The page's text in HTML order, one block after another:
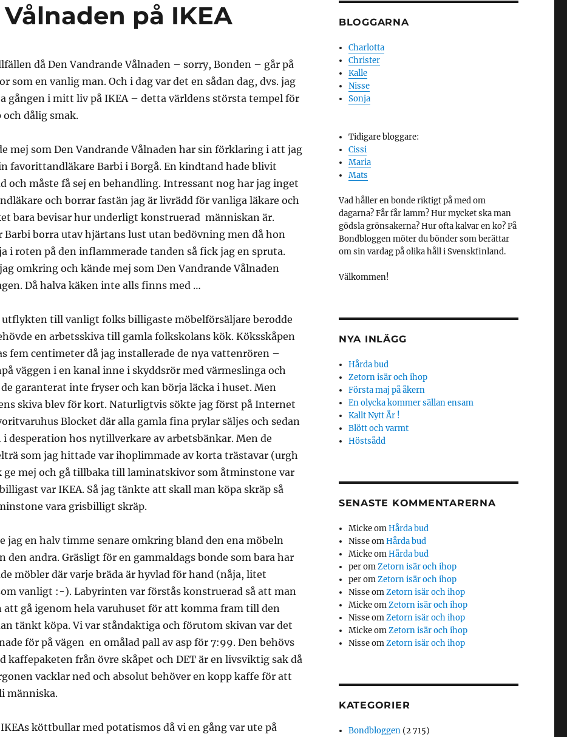
på IKEA
då Den Vandrande Vålnaden – sorry, Bonden – går på
som en vanlig man. Och i dag var det en sådan dag, dvs. jag
gången i mitt liv på IKEA – detta världens största tempel för
dålig smak.
mej som Den Vandrande Vålnaden har sin förklaring i att jag
favorittandläkare Barbi i Borgå. En kindtand hade blivit
och måste få sej en behandling. Intressant nog har jag inget
och borrar fastän jag är livrädd för vanliga läkare och
bara bevisar hur underligt konstruerad människan är.
Barbi borra utav hjärtans lust utan bedövning men då hon
i roten på den inflammerade tanden så fick jag en spruta.
omkring och kände mej som Den Vandrande Vålnaden
Då halva käken inte alls finns med …
till vanligt folks billigaste möbelförsäljare berodde
en arbetsskiva till gamla folkskolans kök. Köksskåpen
fem centimeter då jag installerade de nya vattenrören –
väggen i en kanal inne i skyddsrör med värmeslinga och
garanterat inte fryser och kan börja läcka i huset. Men
skiva blev för kort. Naturligtvis sökte jag först på Internet
Blocket där alla gamla fina prylar säljes och sedan
i desperation hos nytillverkare av arbetsbänkar. Men de
som jag hittade var ihoplimmade av korta trästavar (urgh
ge mej och gå tillbaka till laminatskivor som åtminstone var
var IKEA. Så jag tänkte att skall man köpa skräp så
vara grisbilligt skräp.
jag en halv timme senare omkring bland den ena möbeln
den andra. Gräsligt för en gammaldags bonde som bara har
möbler där varje bräda är hyvlad för hand (nåja, litet
vanligt :-). Labyrinten var förstås konstruerad så att man
att gå igenom hela varuhuset för att komma fram till den
tänkt köpa. Vi var ståndaktiga och förutom skivan var det
för på vägen en omålad pall av asp för 7:99. Den behövs
kaffepaketen från övre skåpet och DET är en livsviktig sak då
vacklar ned och absolut behöver en kopp kaffe för att
människa.
köttbullar med potatismos då vi en gång var ute på
BLOGGARNA
Charlotta
Christer
Kalle
Nisse
Sonja
Tidigare bloggare:
Cissi
Maria
Mats
Vad håller en bonde riktigt på med om
dagarna? Får får lamm? Hur mycket ska man
gödsla grönsakerna? Hur ofta kalvar en ko? På
Bondbloggen möter du bönder som berättar
om sin vardag på olika håll i Svenskfinland.
Välkommen!
NYA INLÄGG
Hårda bud
Zetorn isär och ihop
Första maj på åkern
En olycka kommer sällan ensam
Kallt Nytt År !
Blött och varmt
Höstsådd
SENASTE KOMMENTARERNA
MickeomHårda bud
NisseomHårda bud
MickeomHårda bud
peromZetorn isär och ihop
peromZetorn isär och ihop
NisseomZetorn isär och ihop
MickeomZetorn isär och ihop
NisseomZetorn isär och ihop
MickeomZetorn isär och ihop
NisseomZetorn isär och ihop
KATEGORIER
Bondbloggen (2 715)